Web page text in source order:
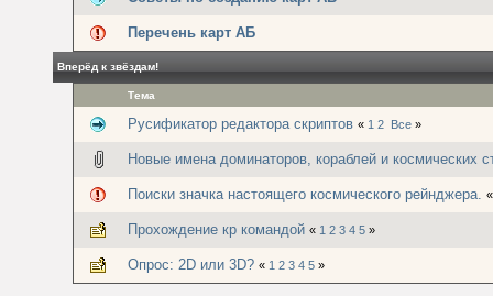
Перечень карт АБ
Вперёд к звёздам!
Тема
Русификатор редактора скриптов « 1 2 Все »
Новые имена доминаторов, кораблей и космических
Поиски значка настоящего космического рейнджера.
Прохождение кр командой « 1 2 3 4 5 »
Опрос: 2D или 3D? « 1 2 3 4 5 »